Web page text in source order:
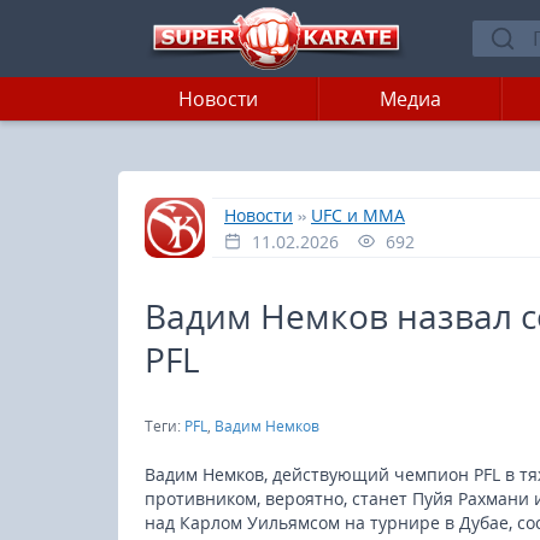
Новости Медиа
Главная
»
Новости » UFC и MMA
11.02.2026
692
Вадим Немков назвал
PFL
Теги: PFL, Вадим Немков
Вадим Немков, действующий чемпион PFL в
противником, вероятно, станет Пуйя
над Карлом Уильямсом на турнире в Дубае,